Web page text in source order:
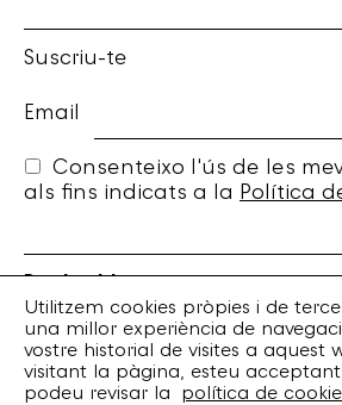
Suscriu-te
Email
Consenteixo l'ús de les
als fins indicats a la Política
Torrent de l’Olla, 203 Local 1
08012 Barcelona
+34 932 070 164
bankrobber@bankrobber.net
Utilitzem cookies pròpies i de
una millor experiència de
vostre historial de visites a aquest
visitant la pàgina, esteu
podeu revisar la
política de